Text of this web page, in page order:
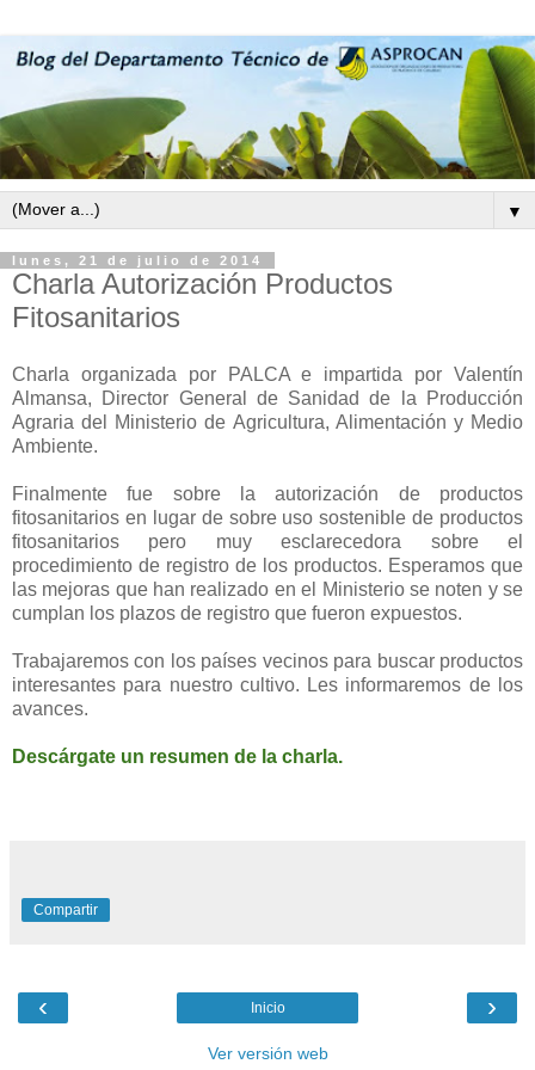
▼
lunes, 21 de julio de 2014
Charla Autorización Productos
Fitosanitarios
Charla organizada por PALCA e impartida por Valentín
Almansa, Director General de Sanidad de la Producción
Agraria del Ministerio de Agricultura, Alimentación y Medio
Ambiente.
Finalmente fue sobre la autorización de productos
fitosanitarios en lugar de sobre uso sostenible de productos
fitosanitarios pero muy esclarecedora sobre el
procedimiento de registro de los productos. Esperamos que
las mejoras que han realizado en el Ministerio se noten y se
cumplan los plazos de registro que fueron expuestos.
Trabajaremos con los países vecinos para buscar productos
interesantes para nuestro cultivo. Les informaremos de los
avances.
Descárgate un resumen de la charla.
Compartir
‹ ›
Inicio
Ver versión web